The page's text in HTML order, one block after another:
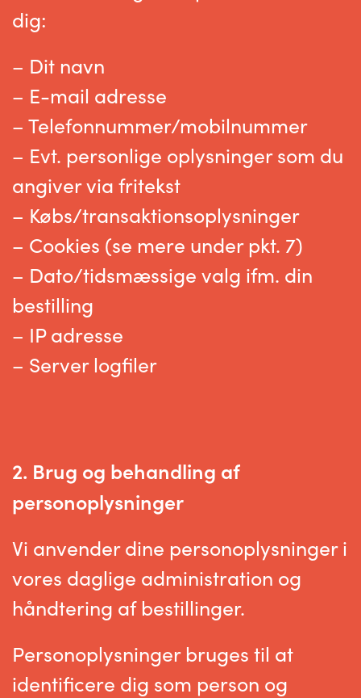
dig:
– Dit navn
– E-mail adresse
– Telefonnummer/mobilnummer
– Evt. personlige oplysninger som du
angiver via fritekst
– Købs/transaktionsoplysninger
– Cookies (se mere under pkt. 7)
– Dato/tidsmæssige valg ifm. din
bestilling
– IP adresse
– Server logfiler
2. Brug og behandling af
personoplysninger
Vi anvender dine personoplysninger i
vores daglige administration og
håndtering af bestillinger.
Personoplysninger bruges til at
identificere dig som person og